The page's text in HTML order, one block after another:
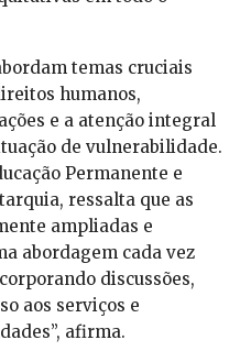
temas cruciais
humanos,
e a atenção integral
de vulnerabilidade.
Permanente e
ressalta que as
ampliadas e
abordagem cada vez
discussões,
aos serviços e
afirma.